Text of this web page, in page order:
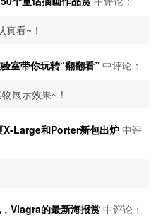
看~！
室带你玩转“翻翻看” 中评论：
展示效果~！
X-Large和Porter新包出炉 中评
Viagra的最新海报赏 中评论：